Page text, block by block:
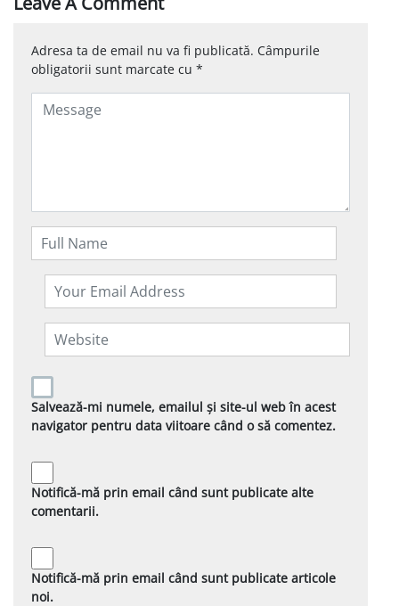
Adresa ta de email nu va fi publicată. Câmpurile
obligatorii sunt marcate cu *
Salvează-mi numele, emailul și site-ul web în acest
navigator pentru data viitoare când o să comentez.
Notifică-mă prin email când sunt publicate alte
comentarii.
Notifică-mă prin email când sunt publicate articole
noi.